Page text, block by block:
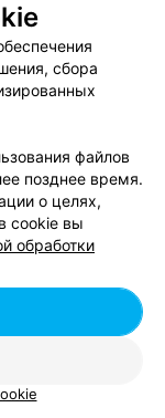
сбора
файлов
позднее время.
о целях,
cookie вы
обработки